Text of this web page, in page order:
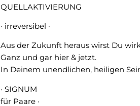
QUELLAKTIVIERUNG
· irreversibel ·
Aus der Zukunft heraus wirst Du
Ganz und gar hier & jetzt.
In Deinem unendlichen, heiligen
· SIGNUM
für Paare ·